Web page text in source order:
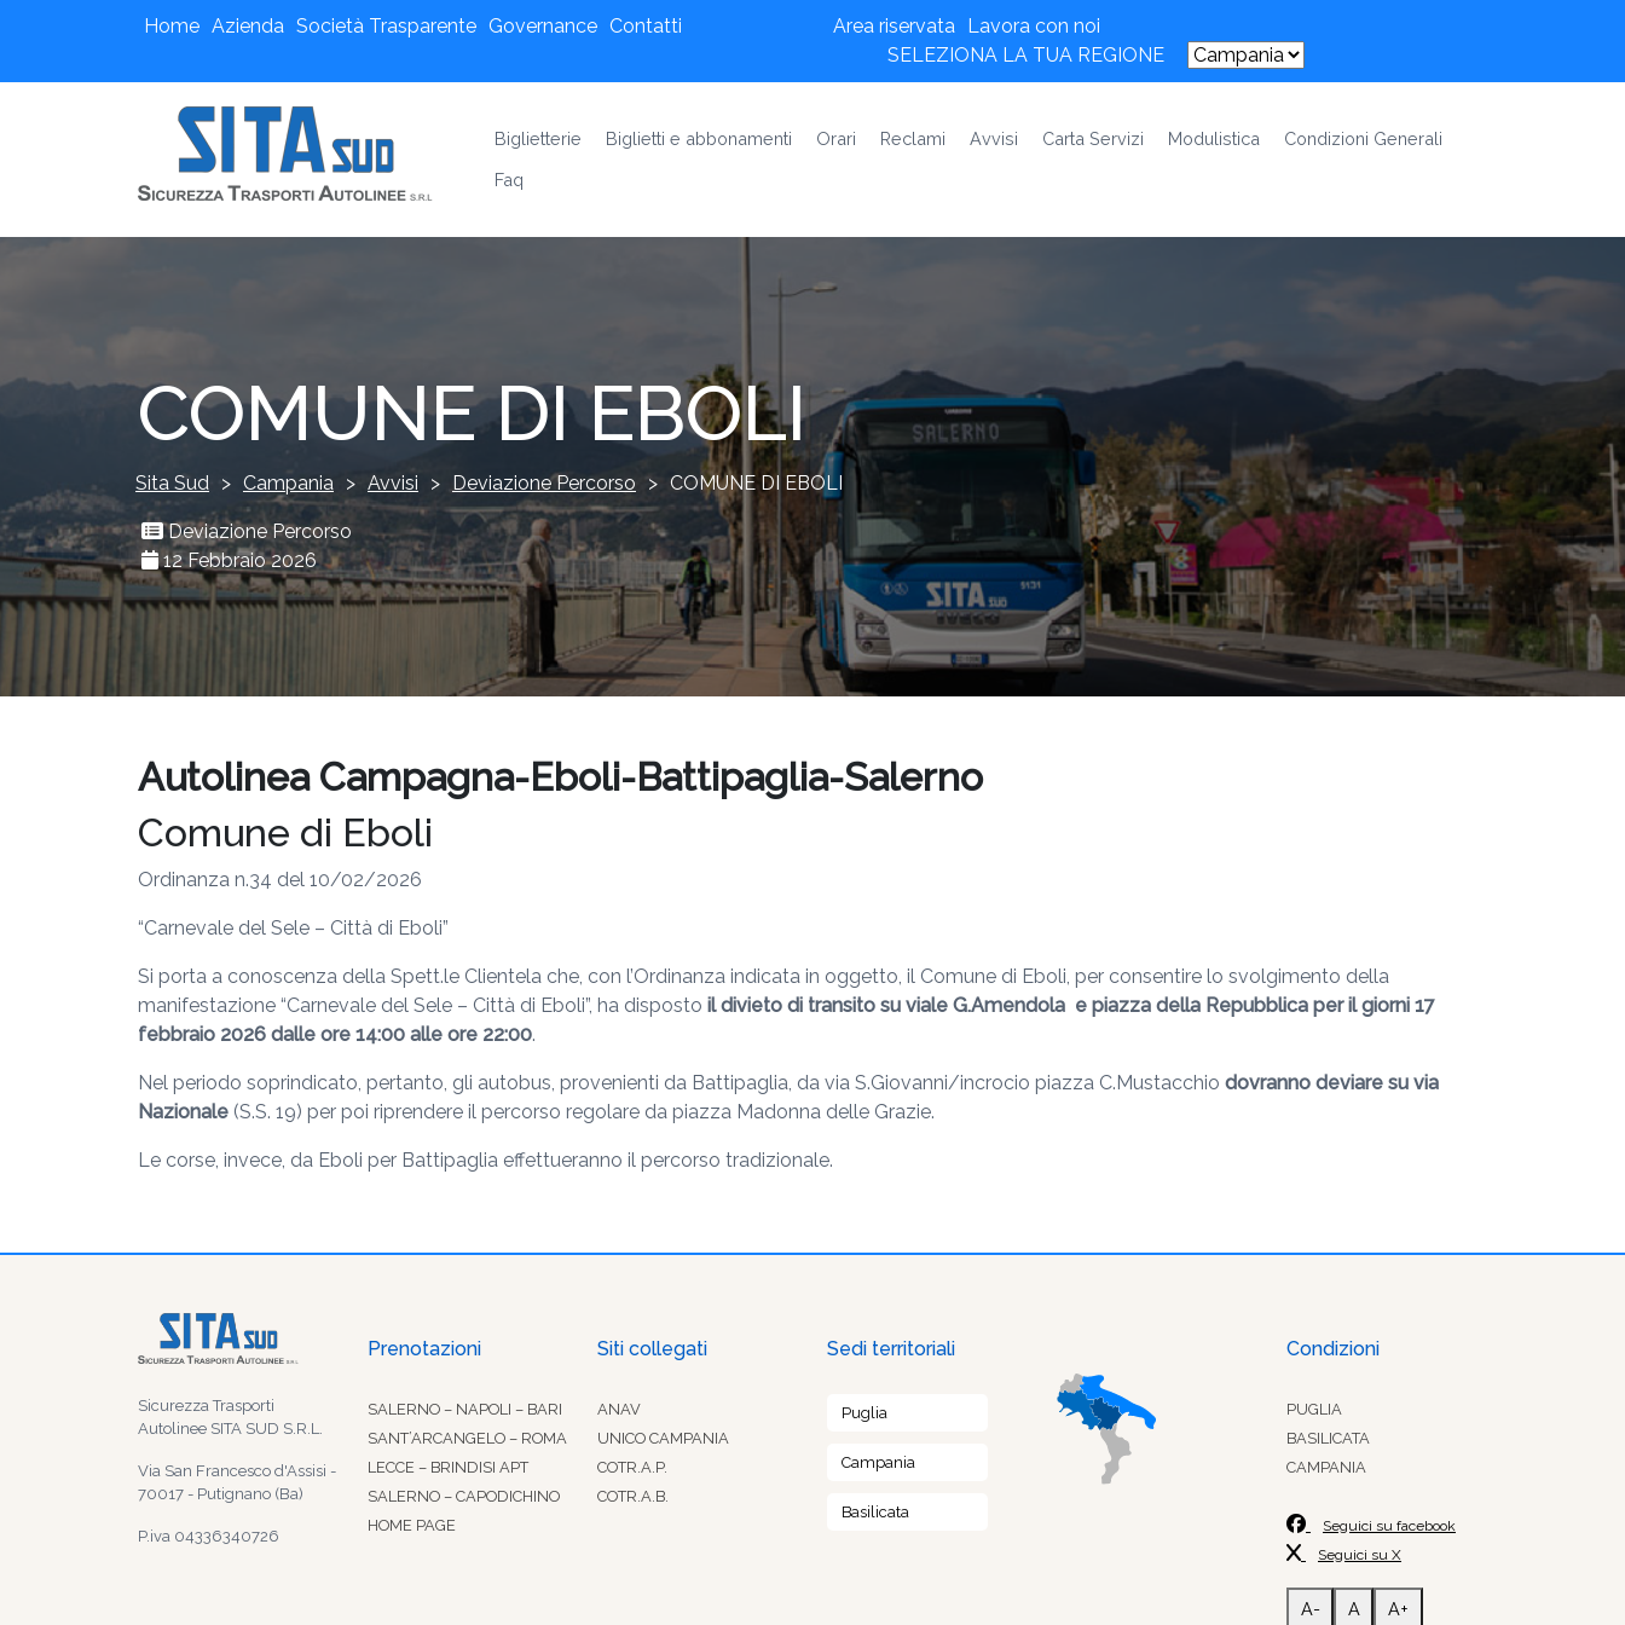
Home Azienda Società Trasparente Governance Contatti Area riservata Lavora con noi
SELEZIONA LA TUA REGIONE
Biglietterie Biglietti e abbonamenti Orari Reclami Avvisi Carta Servizi Modulistica
Condizioni Generali
Faq
COMUNE DI EBOLI
Sita Sud > Campania > Avvisi > Deviazione Percorso > COMUNE DI EBOLI
Deviazione Percorso
12 Febbraio 2026
Autolinea Campagna-Eboli-Battipaglia-Salerno
Comune di Eboli
Ordinanza n.34 del 10/02/2026
“Carnevale del Sele – Città di Eboli”
Si porta a conoscenza della Spett.le Clientela che, con l’Ordinanza indicata in oggetto, il Comune di Eboli, per consentire lo svolgimento della
manifestazione “Carnevale del Sele – Città di Eboli”, ha disposto il divieto di transito su viale G.Amendola e piazza della Repubblica per il giorni 17
febbraio 2026 dalle ore 14:00 alle ore 22:00.
Nel periodo soprindicato, pertanto, gli autobus, provenienti da Battipaglia, da via S.Giovanni/incrocio piazza C.Mustacchio dovranno deviare su via
Nazionale (S.S. 19) per poi riprendere il percorso regolare da piazza Madonna delle Grazie.
Le corse, invece, da Eboli per Battipaglia effettueranno il percorso tradizionale.
Sicurezza Trasporti
Autolinee SITA SUD S.R.L.
Via San Francesco d'Assisi -
70017 - Putignano (Ba)
P.iva 04336340726
Prenotazioni
SALERNO – NAPOLI – BARI
SANT’ARCANGELO – ROMA
LECCE – BRINDISI APT
SALERNO – CAPODICHINO
HOME PAGE
Siti collegati
ANAV
UNICO CAMPANIA
COTR.A.P.
COTR.A.B.
Sedi territoriali
Puglia
Campania
Basilicata
Condizioni
PUGLIA
BASILICATA
CAMPANIA
Seguici su facebook
Seguici su X
A- A A+